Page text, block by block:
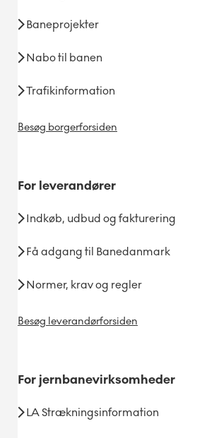
Baneprojekter
Nabo til banen
Trafikinformation
Besøg borgerforsiden
For leverandører
Indkøb, udbud og fakturering
Få adgang til Banedanmark
Normer, krav og regler
Besøg leverandørforsiden
For jernbanevirksomheder
LA Strækningsinformation